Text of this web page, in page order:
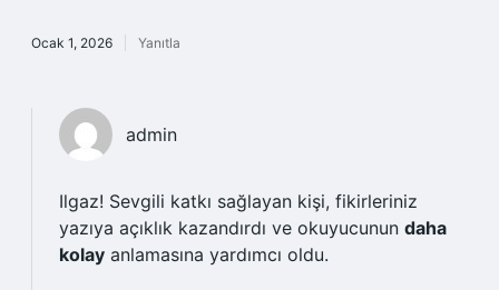
Ocak 1, 2026 Yanıtla
admin
Ilgaz! Sevgili katkı sağlayan kişi, fikirleriniz
yazıya açıklık kazandırdı ve okuyucunun daha
kolay anlamasına yardımcı oldu.